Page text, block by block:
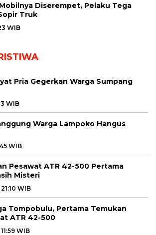
Diserempet, Pelaku Tega
Truk
WIB
Pria Gegerkan Warga Sumpang
WIB
Warga Lampoko Hangus
WIB
Pesawat ATR 42-500 Pertama
Misteri
WIB
Tompobulu, Pertama Temukan
ATR 42-500
WIB